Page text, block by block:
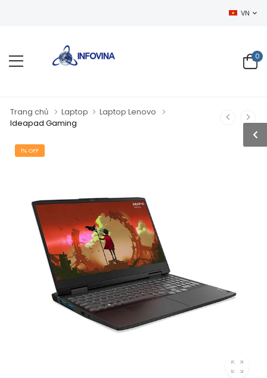
CHÀO MỪNG
VN
0
Trang chủ Laptop
Laptop Lenovo
Ideapad Gaming
1% OFF